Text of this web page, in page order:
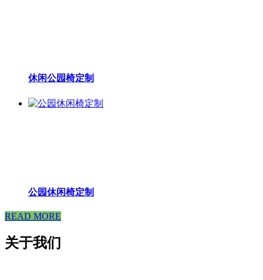
休闲公园椅定制
公园休闲椅定制
READ MORE
关于我们